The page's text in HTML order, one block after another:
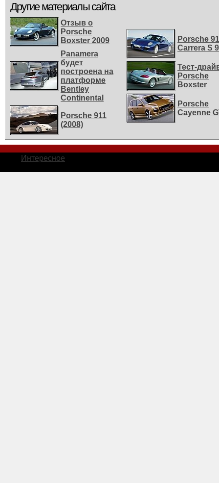
Другие материалы сайта
Отзыв о
Porsche
Boxster 2009
Panamera
будет
построена на
платформе
Bentley
Continental
Porsche 911
(2008)
Porsche
Carrera S
Тест-
Porsche
Boxster
Porsche
Cayenne
Интересное